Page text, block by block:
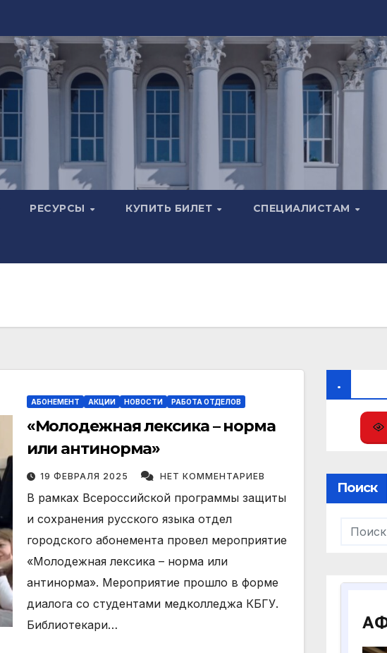
РЕСУРСЫ КУПИТЬ БИЛЕТ СПЕЦИАЛИСТАМ
АБОНЕМЕНТ АКЦИИ НОВОСТИ РАБОТА ОТДЕЛОВ
«Молодежная лексика – норма
или антинорма»
19 ФЕВРАЛЯ 2025 НЕТ КОММЕНТАРИЕВ
В рамках Всероссийской программы защиты
и сохранения русского языка отдел
городского абонемента провел мероприятие
«Молодежная лексика – норма или
антинорма». Мероприятие прошло в форме
диалога со студентами медколледжа КБГУ.
Библиотекари…
.
Поиск